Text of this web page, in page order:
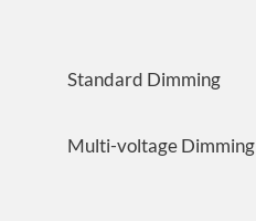
Standard Dimming
Multi-voltage Dimming